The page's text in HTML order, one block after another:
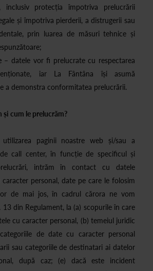
inclusiv protecția împotriva prelucrării
și împotriva pierderii, a distrugerii sau
prin luarea de măsuri tehnice și
– datele vor fi prelucrate cu respectarea
iar La Fântâna își asumă
a demonstra conformitatea prelucrării.
și cum le prelucrăm?
paginii noastre web și/sau a
call center, în funcție de specificul și
intrăm în contact cu datele
personal, date pe care le folosim
de mai jos, în cadrul cărora ne vom
din Regulament, la (a) scopurile în care
cu caracter personal, (b) temeiul juridic
de date cu caracter personal
sau categoriile de destinatari ai datelor
după caz; (e) dacă este incident